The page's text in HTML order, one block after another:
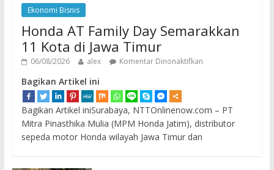
Ekonomi Bisnis
Honda AT Family Day Semarakkan
11 Kota di Jawa Timur
06/08/2026 alex Komentar Dinonaktifkan
Bagikan Artikel ini
Bagikan Artikel iniSurabaya, NTTOnlinenow.com – PT
Mitra Pinasthika Mulia (MPM Honda Jatim), distributor
sepeda motor Honda wilayah Jawa Timur dan